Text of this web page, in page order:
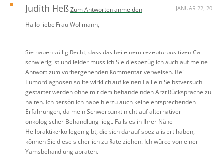
Judith HeßZum Antworten anmelden JANUAR 22, 20
Hallo liebe Frau Wollmann,
Sie haben völlig Recht, dass das bei einem rezeptorpositiven Ca
schwierig ist und leider muss ich Sie diesbezüglich auch auf meine
Antwort zum vorhergehenden Kommentar verweisen. Bei
Tumordiagnosen sollte wirklich auf keinen Fall ein Selbstversuch
gestartet werden ohne mit dem behandelnden Arzt Rücksprache zu
halten. Ich persönlich habe hierzu auch keine entsprechenden
Erfahrungen, da mein Schwerpunkt nicht auf alternativer
onkologischer Behandlung liegt. Falls es in Ihrer Nähe
Heilpraktikerkollegen gibt, die sich darauf spezialisiert haben,
können Sie diese sicherlich zu Rate ziehen. Ich würde von einer
Yamsbehandlung abraten.